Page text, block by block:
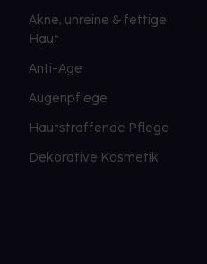
Akne, unreine & fettige
Haut
Anti-Age
Augenpflege
Hautstraffende Pflege
Dekorative Kosmetik